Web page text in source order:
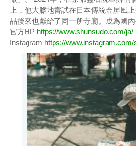
上，他大膽地嘗試在日本傳統金屏風
品後來也獻給了同一所寺廟。成為國內
官方HP https://www.shunsudo.com/ja/
Instagram https://www.instagram.com/